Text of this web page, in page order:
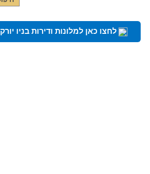
לחצו כאן למלונות ודירות בניו יורק